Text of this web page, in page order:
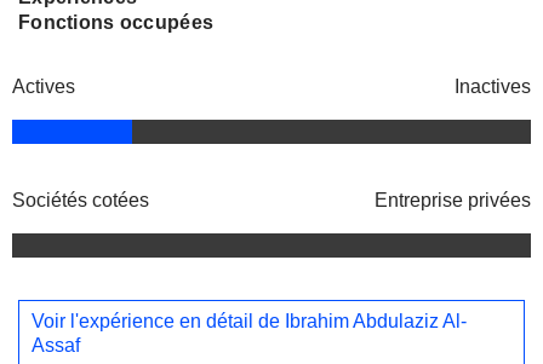
Fonctions occupées
Actives Inactives
Sociétés cotées Entreprise privées
Voir l'expérience en détail de Ibrahim Abdulaziz Al-
Assaf